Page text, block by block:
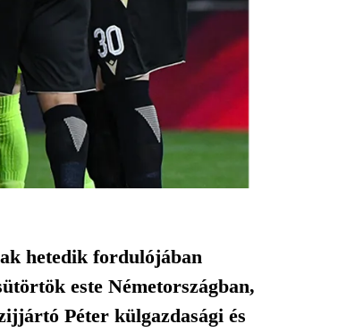
hetedik fordulójában
este Németországban,
Péter külgazdasági és